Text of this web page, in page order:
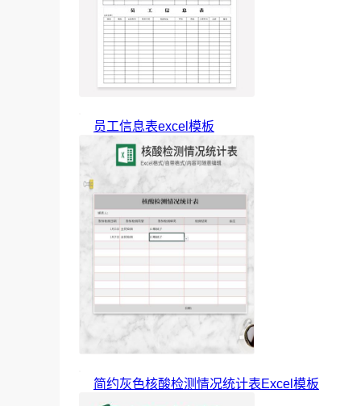
员工信息表excel模板
简约灰色核酸检测情况统计表Excel模板